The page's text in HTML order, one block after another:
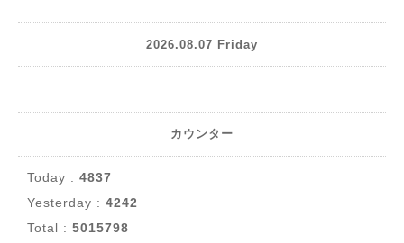
2026.08.07 Friday
カウンター
Today : 4837
Yesterday : 4242
Total : 5015798